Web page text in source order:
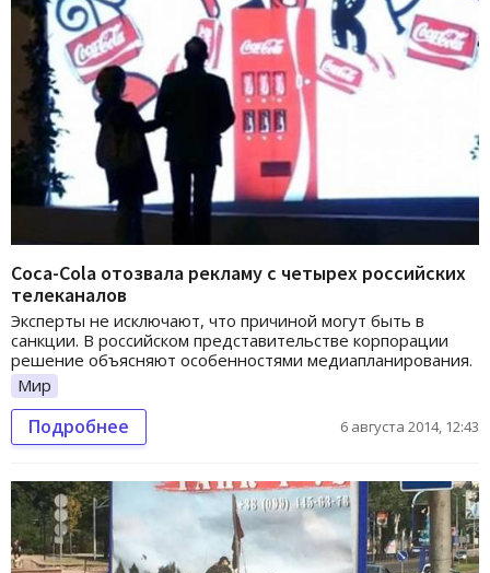
Coca-Cola отозвала рекламу с четырех российских
телеканалов
Эксперты не исключают, что причиной могут быть в
санкции. В российском представительстве корпорации
решение объясняют особенностями медиапланирования.
Мир
Подробнее 6 августа 2014, 12:43